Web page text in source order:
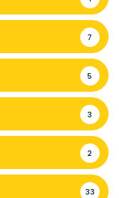
7
5
3
2
33